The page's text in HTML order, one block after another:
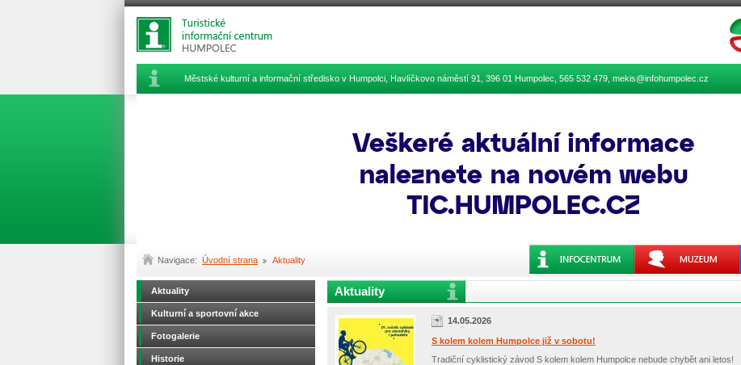
Městské kulturní a informační středisko v Humpolci, Havlíčkovo náměstí 91, 396 01 Humpolec, 565 532 479, mekis@infohumpolec.cz
Navigace: Úvodní strana Aktuality
Aktuality
Kulturní a sportovní akce
Fotogalerie
Historie
Aktuality
14.05.2026
S kolem kolem Humpolce již v sobotu!
Tradiční cyklistický závod S kolem kolem Humpolce nebude chybět ani letos!